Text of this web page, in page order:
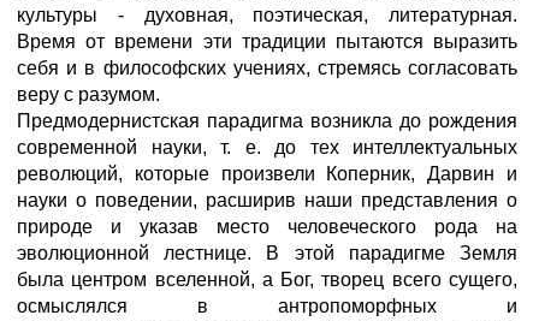
культуры - духовная, поэтическая, литературная.
Время от времени эти традиции пытаются выразить
себя и в философских учениях, стремясь согласовать
веру с разумом.
Предмодернистская парадигма возникла до рождения
современной науки, т. е. до тех интеллектуальных
революций, которые произвели Коперник, Дарвин и
науки о поведении, расширив наши представления о
природе и указав место человеческого рода на
эволюционной лестнице. В этой парадигме Земля
была центром вселенной, а Бог, творец всего сущего,
осмыслялся в антропоморфных и